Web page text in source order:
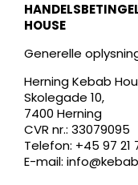
HOUSE
Generelle
Herning Kebab
Skolegade 10,
7400 Herning
CVR nr.: 33079095
Telefon: +45 97 21
E-mail: